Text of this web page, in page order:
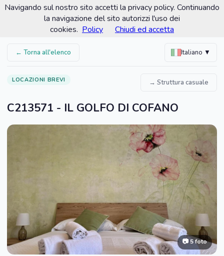
Comune di Custonaci
Portale turistico ufficiale
← Torna all'elenco Italiano ▼
LOCAZIONI BREVI → Struttura casuale
C213571 - IL GOLFO DI COFANO
📷 5 foto
Navigando sul nostro sito accetti la privacy policy. Continuando
la navigazione del sito autorizzi l'uso dei
cookies. Policy Chiudi ed accetta